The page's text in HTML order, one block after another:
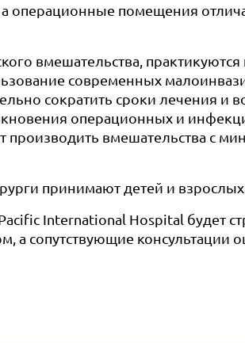
операционные помещения
вмешательства,
современных
сократить сроки лечения и
операционных и
производить вмешательства с
принимают детей и
International Hospital будет
сопутствующие консультации